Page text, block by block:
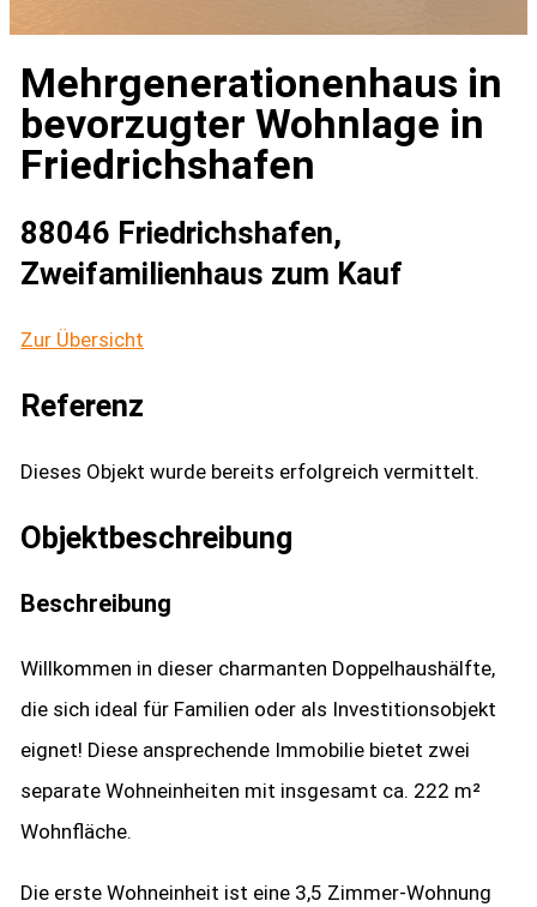
Mehrgenerationenhaus in
bevorzugter Wohnlage in
Friedrichshafen
88046 Friedrichshafen,
Zweifamilienhaus zum Kauf
Zur Übersicht
Referenz
Dieses Objekt wurde bereits erfolgreich vermittelt.
Objekt­beschreibung
Beschreibung
Willkommen in dieser charmanten Doppelhaushälfte,
die sich ideal für Familien oder als Investitionsobjekt
eignet! Diese ansprechende Immobilie bietet zwei
separate Wohneinheiten mit insgesamt ca. 222 m²
Wohnfläche.
Die erste Wohneinheit ist eine 3,5 Zimmer-Wohnung